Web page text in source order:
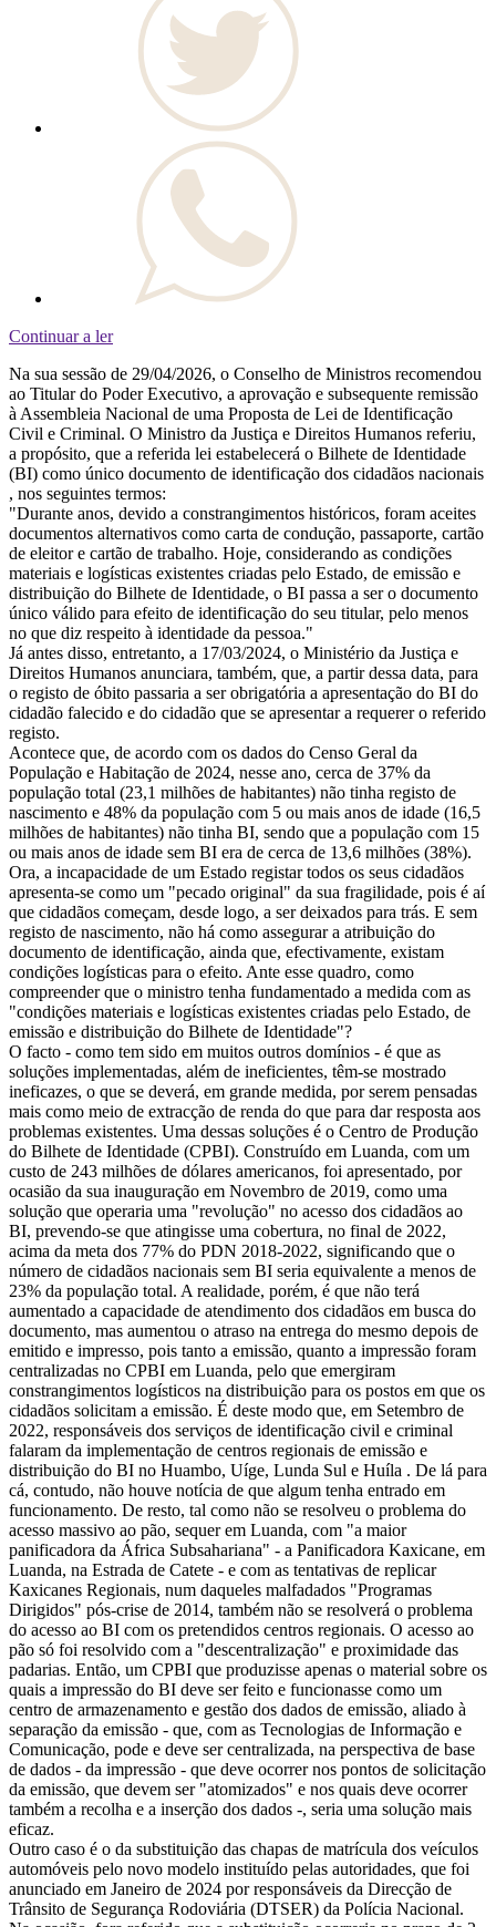
Continuar a ler
Na sua sessão de 29/04/2026, o Conselho de Ministros recomendou
ao Titular do Poder Executivo, a aprovação e subsequente remissão
à Assembleia Nacional de uma Proposta de Lei de Identificação
Civil e Criminal. O Ministro da Justiça e Direitos Humanos referiu,
a propósito, que a referida lei estabelecerá o Bilhete de Identidade
(BI) como único documento de identificação dos cidadãos nacionais
, nos seguintes termos:
"Durante anos, devido a constrangimentos históricos, foram aceites
documentos alternativos como carta de condução, passaporte, cartão
de eleitor e cartão de trabalho. Hoje, considerando as condições
materiais e logísticas existentes criadas pelo Estado, de emissão e
distribuição do Bilhete de Identidade, o BI passa a ser o documento
único válido para efeito de identificação do seu titular, pelo menos
no que diz respeito à identidade da pessoa."
Já antes disso, entretanto, a 17/03/2024, o Ministério da Justiça e
Direitos Humanos anunciara, também, que, a partir dessa data, para
o registo de óbito passaria a ser obrigatória a apresentação do BI do
cidadão falecido e do cidadão que se apresentar a requerer o referido
registo.
Acontece que, de acordo com os dados do Censo Geral da
População e Habitação de 2024, nesse ano, cerca de 37% da
população total (23,1 milhões de habitantes) não tinha registo de
nascimento e 48% da população com 5 ou mais anos de idade (16,5
milhões de habitantes) não tinha BI, sendo que a população com 15
ou mais anos de idade sem BI era de cerca de 13,6 milhões (38%).
Ora, a incapacidade de um Estado registar todos os seus cidadãos
apresenta-se como um "pecado original" da sua fragilidade, pois é aí
que cidadãos começam, desde logo, a ser deixados para trás. E sem
registo de nascimento, não há como assegurar a atribuição do
documento de identificação, ainda que, efectivamente, existam
condições logísticas para o efeito. Ante esse quadro, como
compreender que o ministro tenha fundamentado a medida com as
"condições materiais e logísticas existentes criadas pelo Estado, de
emissão e distribuição do Bilhete de Identidade"?
O facto - como tem sido em muitos outros domínios - é que as
soluções implementadas, além de ineficientes, têm-se mostrado
ineficazes, o que se deverá, em grande medida, por serem pensadas
mais como meio de extracção de renda do que para dar resposta aos
problemas existentes. Uma dessas soluções é o Centro de Produção
do Bilhete de Identidade (CPBI). Construído em Luanda, com um
custo de 243 milhões de dólares americanos, foi apresentado, por
ocasião da sua inauguração em Novembro de 2019, como uma
solução que operaria uma "revolução" no acesso dos cidadãos ao
BI, prevendo-se que atingisse uma cobertura, no final de 2022,
acima da meta dos 77% do PDN 2018-2022, significando que o
número de cidadãos nacionais sem BI seria equivalente a menos de
23% da população total. A realidade, porém, é que não terá
aumentado a capacidade de atendimento dos cidadãos em busca do
documento, mas aumentou o atraso na entrega do mesmo depois de
emitido e impresso, pois tanto a emissão, quanto a impressão foram
centralizadas no CPBI em Luanda, pelo que emergiram
constrangimentos logísticos na distribuição para os postos em que os
cidadãos solicitam a emissão. É deste modo que, em Setembro de
2022, responsáveis dos serviços de identificação civil e criminal
falaram da implementação de centros regionais de emissão e
distribuição do BI no Huambo, Uíge, Lunda Sul e Huíla . De lá para
cá, contudo, não houve notícia de que algum tenha entrado em
funcionamento. De resto, tal como não se resolveu o problema do
acesso massivo ao pão, sequer em Luanda, com "a maior
panificadora da África Subsahariana" - a Panificadora Kaxicane, em
Luanda, na Estrada de Catete - e com as tentativas de replicar
Kaxicanes Regionais, num daqueles malfadados "Programas
Dirigidos" pós-crise de 2014, também não se resolverá o problema
do acesso ao BI com os pretendidos centros regionais. O acesso ao
pão só foi resolvido com a "descentralização" e proximidade das
padarias. Então, um CPBI que produzisse apenas o material sobre os
quais a impressão do BI deve ser feito e funcionasse como um
centro de armazenamento e gestão dos dados de emissão, aliado à
separação da emissão - que, com as Tecnologias de Informação e
Comunicação, pode e deve ser centralizada, na perspectiva de base
de dados - da impressão - que deve ocorrer nos pontos de solicitação
da emissão, que devem ser "atomizados" e nos quais deve ocorrer
também a recolha e a inserção dos dados -, seria uma solução mais
eficaz.
Outro caso é o da substituição das chapas de matrícula dos veículos
automóveis pelo novo modelo instituído pelas autoridades, que foi
anunciado em Janeiro de 2024 por responsáveis da Direcção de
Trânsito de Segurança Rodoviária (DTSER) da Polícia Nacional.